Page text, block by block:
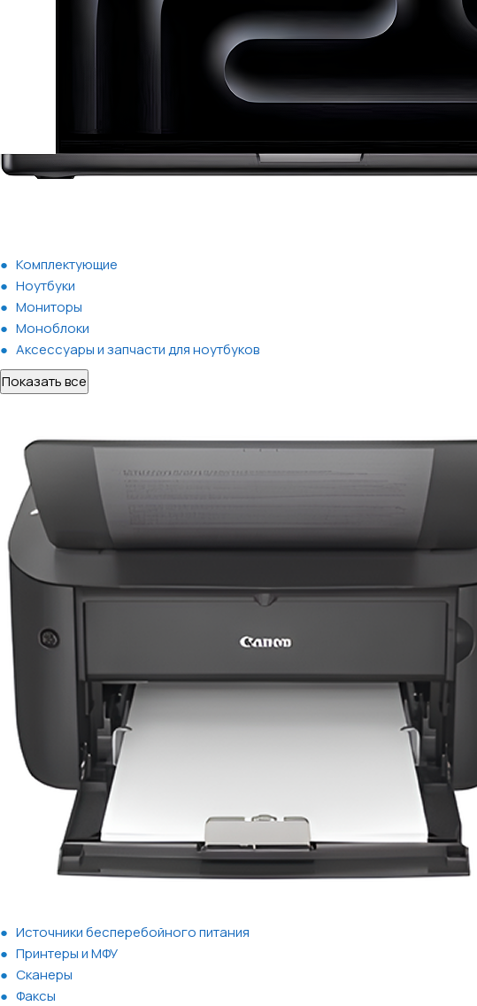
Комплектующие
Ноутбуки
Мониторы
Моноблоки
Аксессуары и запчасти для ноутбуков
Показать все
Источники бесперебойного питания
Принтеры и МФУ
Сканеры
Факсы